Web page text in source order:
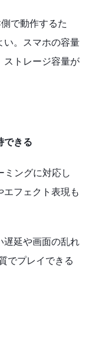
で動作するた
い。スマホの容量
ストレージ容量が
できる
ングに対応し
フェクト表現も
遅延や画面の乱れ
でプレイできる